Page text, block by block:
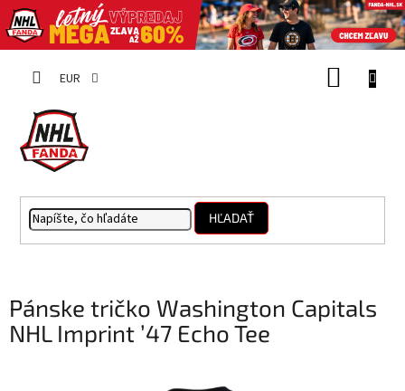
EUR
HĽADAŤ
Pánske tričko Washington Capitals
NHL Imprint ’47 Echo Tee